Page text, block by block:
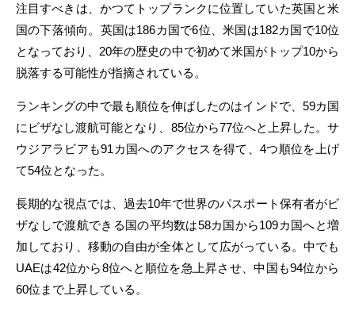
注目すべきは、かつてトップランクに位置していた英国と米
国の下落傾向。英国は186カ国で6位、米国は182カ国で10位
となっており、20年の歴史の中で初めて米国がトップ10から
脱落する可能性が指摘されている。
ランキングの中で最も順位を伸ばしたのはインドで、59カ国
にビザなし渡航可能となり、85位から77位へと上昇した。サ
ウジアラビアも91カ国へのアクセスを得て、4つ順位を上げ
て54位となった。
長期的な視点では、過去10年で世界のパスポート保有者がビ
ザなしで渡航できる国の平均数は58カ国から109カ国へと増
加しており、移動の自由が全体として広がっている。中でも
UAEは42位から8位へと順位を急上昇させ、中国も94位から
60位まで上昇している。